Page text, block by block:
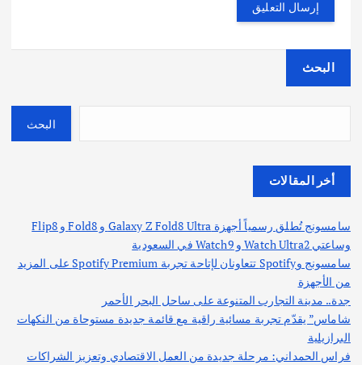
البحث
البحث
أخر المقالات
سامسونج تُطلق رسمياً أجهزة Galaxy Z Fold8 Ultra و Fold8 و Flip8
وساعتي Watch Ultra2 و Watch9 في السعودية
سامسونج وSpotify تتعاونان لإتاحة تجربة Spotify Premium على المزيد
من الأجهزة
جدة.. مدينة التجارب المتنوعة على ساحل البحر الأحمر
شاماس” يقدّم تجربة مسائية راقية مع قائمة جديدة مستوحاة من النكهات
البرازيلية
فراس الحمداني: مرحلة جديدة من العمل الاقتصادي وتعزيز الشراكات